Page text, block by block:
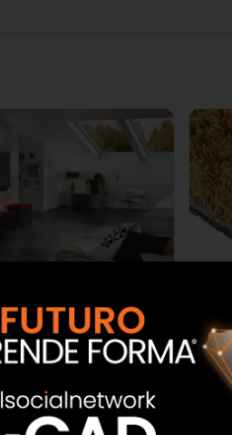
Premium Ediction
Spartherm
SCOPRI